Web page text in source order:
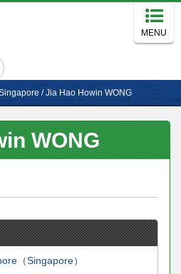
MENU
/Jia Hao Howin WONG
WONG
（Singapore）